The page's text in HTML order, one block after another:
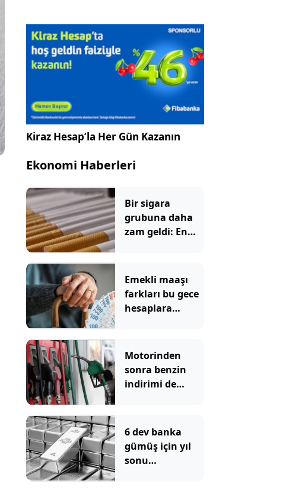
Kiraz Hesap’la Her Gün Kazanın
Ekonomi Haberleri
Bir sigara
grubuna daha
zam geldi: En
Emekli maaşı
farkları bu gece
hesaplara
Motorinden
sonra benzin
indirimi de
6 dev banka
gümüş için yıl
sonu